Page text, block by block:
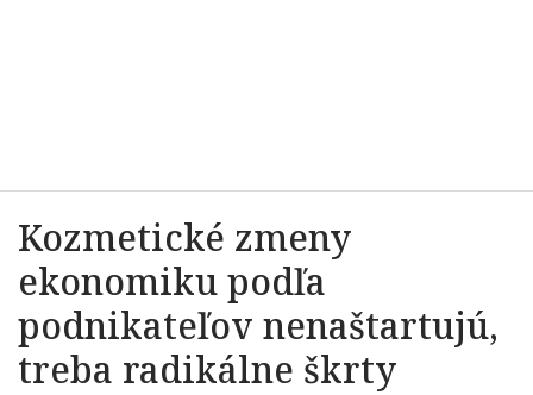
Kozmetické zmeny
ekonomiku podľa
podnikateľov nenaštartujú,
treba radikálne škrty